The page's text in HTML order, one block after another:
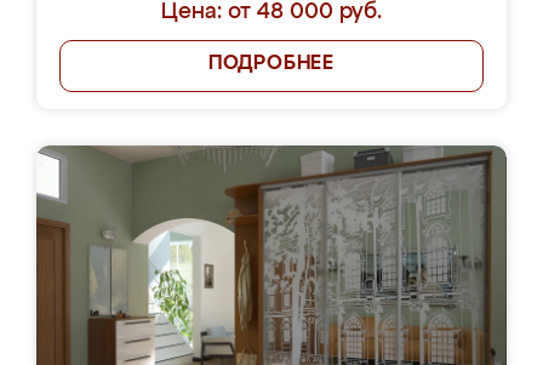
Цена: от 48 000 руб.
ПОДРОБНЕЕ